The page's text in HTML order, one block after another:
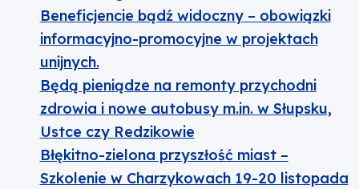
Beneficjencie bądź widoczny – obowiązki
informacyjno-promocyjne w projektach
unijnych.
Będą pieniądze na remonty przychodni
zdrowia i nowe autobusy m.in. w Słupsku,
Ustce czy Redzikowie
Błękitno-zielona przyszłość miast –
Szkolenie w Charzykowach 19-20 listopada